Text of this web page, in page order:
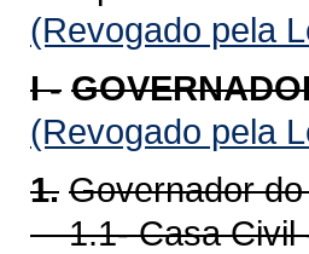
(Revogado pela
I -
(Revogado pela
1. Governador
1.1- Casa Civil